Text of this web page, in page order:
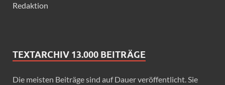
Redaktion
TEXTARCHIV 13.000 BEITRÄGE
Die meisten Beiträge sind auf Dauer veröffentlicht. Sie